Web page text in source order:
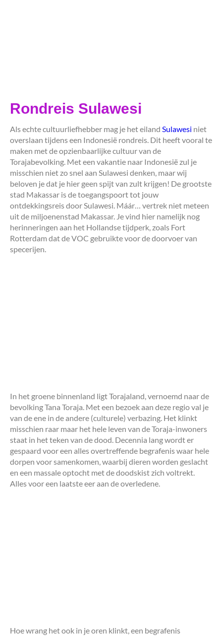
Rondreis Sulawesi
Als echte cultuurliefhebber mag je het eiland Sulawesi niet
overslaan tijdens een Indonesië rondreis. Dit heeft vooral te
maken met de opzienbaarlijke cultuur van de
Torajabevolking. Met een vakantie naar Indonesië zul je
misschien niet zo snel aan Sulawesi denken, maar wij
beloven je dat je hier geen spijt van zult krijgen! De grootste
stad Makassar is de toegangspoort tot jouw
ontdekkingsreis door Sulawesi. Máár… vertrek niet meteen
uit de miljoenenstad Makassar. Je vind hier namelijk nog
herinneringen aan het Hollandse tijdperk, zoals Fort
Rotterdam dat de VOC gebruikte voor de doorvoer van
specerijen.
In het groene binnenland ligt Torajaland, vernoemd naar de
bevolking Tana Toraja. Met een bezoek aan deze regio val je
van de ene in de andere (culturele) verbazing. Het klinkt
misschien raar maar het hele leven van de Toraja-inwoners
staat in het teken van de dood. Decennia lang wordt er
gespaard voor een alles overtreffende begrafenis waar hele
dorpen voor samenkomen, waarbij dieren worden geslacht
en een massale optocht met de doodskist zich voltrekt.
Alles voor een laatste eer aan de overledene.
Hoe wrang het ook in je oren klinkt, een begrafenis